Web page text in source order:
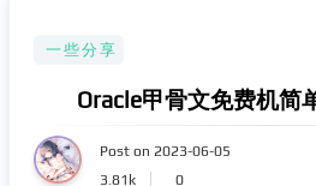
一些分享
Oracle甲骨文免费机简
Post on 2023-06-05
3.81k
0